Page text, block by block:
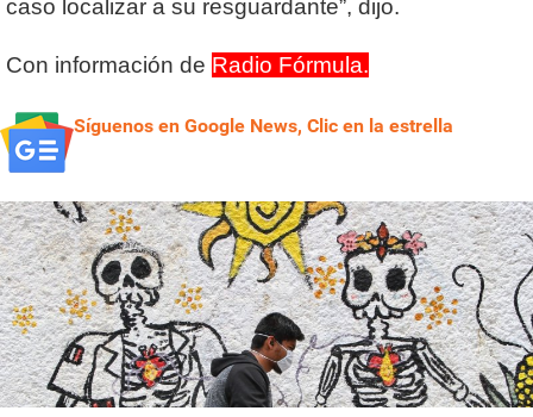
caso localizar a su resguardante”, dijo.
Con información de Radio Fórmula.
Síguenos en Google News, Clic en la estrella